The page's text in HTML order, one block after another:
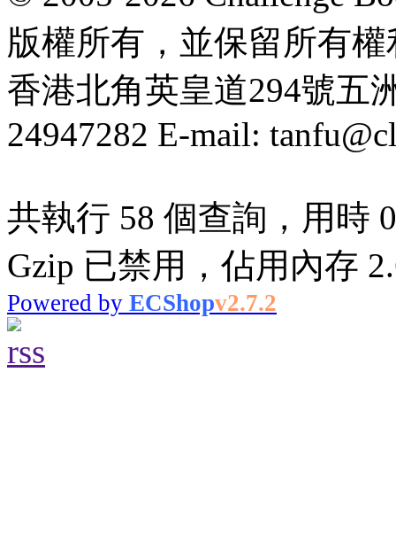
版權所有，並保留所有權
香港北角英皇道294號五
24947282 E-mail:
共執行 58 個查詢，用時
Gzip 已禁用，佔用內存
Powered by ECShopv2.7.2